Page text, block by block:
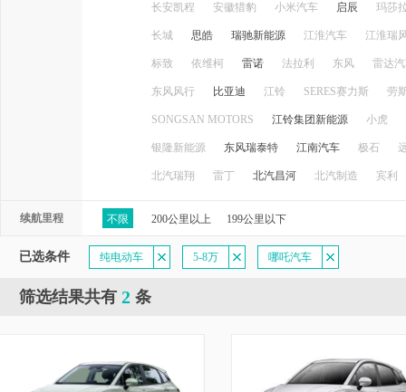
长安凯程 安徽猎豹 小米汽车 启辰 玛莎
长城 思皓 瑞驰新能源 江淮汽车 江淮瑞
标致 依维柯 雷诺 法拉利 东风 雷达
东风风行 比亚迪 江铃 SERES赛力斯 劳
SONGSAN MOTORS 江铃集团新能源 小虎
银隆新能源 东风瑞泰特 江南汽车 极石
北汽瑞翔 雷丁 北汽昌河 北汽制造 宾利
续航里程 不限 200公里以上 199公里以下
已选条件 纯电动车 5-8万 哪吒汽车
筛选结果共有 2 条